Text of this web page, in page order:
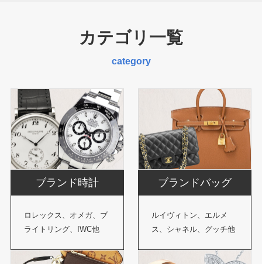
カテゴリ一覧
category
ブランド時計
ロレックス、オメガ、ブ
ライトリング、IWC他
ブランドバッグ
ルイヴィトン、エルメ
ス、シャネル、グッチ他